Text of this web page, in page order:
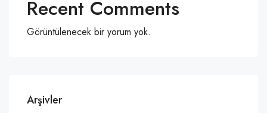
Recent Comments
Görüntülenecek bir yorum yok.
Arşivler